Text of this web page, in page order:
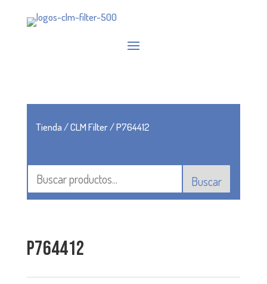
Tienda/CLM Filter/ P764412
Buscar
P764412